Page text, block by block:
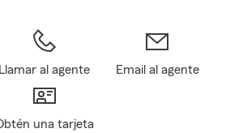
Llamar al agente Email al agente
una tarjeta